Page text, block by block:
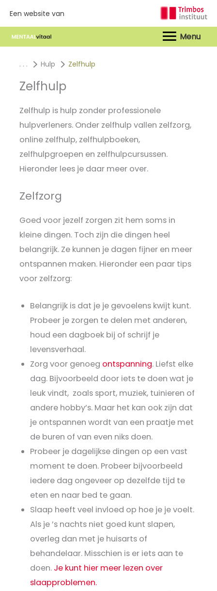
Een website van
. . . Hulp Zelfhulp
Zelfhulp
Zelfhulp is hulp zonder professionele
hulpverleners. Onder zelfhulp vallen zelfzorg,
online zelfhulp, zelfhulpboeken,
zelfhulpgroepen en zelfhulpcursussen.
Hieronder lees je daar meer over.
Zelfzorg
Goed voor jezelf zorgen zit hem soms in
kleine dingen. Toch zijn die dingen heel
belangrijk. Ze kunnen je dagen fijner en meer
ontspannen maken. Hieronder een paar tips
voor zelfzorg:
Belangrijk is dat je je gevoelens kwijt kunt.
Probeer je zorgen te delen met anderen,
houd een dagboek bij of schrijf je
levensverhaal.
Zorg voor genoeg ontspanning. Liefst elke
dag. Bijvoorbeeld door iets te doen wat je
leuk vindt, zoals sport, muziek, tuinieren of
andere hobby’s. Maar het kan ook zijn dat
je ontspannen wordt van een praatje met
de buren of van even niks doen.
Probeer je dagelijkse dingen op een vast
moment te doen. Probeer bijvoorbeeld
iedere dag ongeveer op dezelfde tijd te
eten en naar bed te gaan.
Slaap heeft veel invloed op hoe je je voelt.
Als je ’s nachts niet goed kunt slapen,
overleg dan met je huisarts of
behandelaar. Misschien is er iets aan te
doen. Je kunt hier meer lezen over
slaapproblemen.